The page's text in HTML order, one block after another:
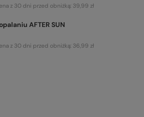
z 30 dni przed obniżką: 39,99 zł
AFTER SUN
z 30 dni przed obniżką: 36,99 zł